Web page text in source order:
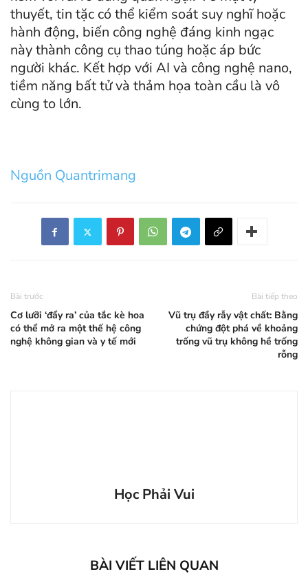
thuyết, tin tặc có thể kiểm soát suy nghĩ hoặc
hành động, biến công nghệ đáng kinh ngạc
này thành công cụ thao túng hoặc áp bức
người khác. Kết hợp với AI và công nghệ nano,
tiềm năng bất tử và thảm họa toàn cầu là vô
cùng to lớn.
Nguồn Quantrimang
Bài trước
Cơ lưỡi ‘đẩy ra’ của tắc kè hoa
có thể mở ra một thế hệ công
nghệ không gian và y tế mới
Bài tiếp theo
Vũ trụ đầy rẫy vật chất: Bằng
chứng đột phá về khoảng
trống vũ trụ không hề trống
rỗng
Học Phải Vui
BÀI VIẾT LIÊN QUAN